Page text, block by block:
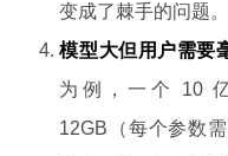
变成了棘手的问题。
模型大但用户需要
为例，一个 10
12GB（每个参数